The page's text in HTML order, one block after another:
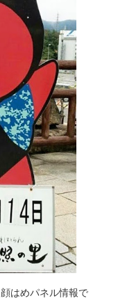
はめパネル情報で